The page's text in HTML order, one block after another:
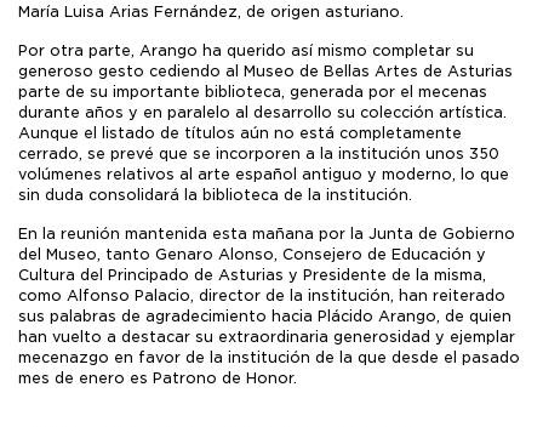
María Luisa Arias Fernández, de origen asturiano.
Por otra parte, Arango ha querido así mismo completar su
generoso gesto cediendo al Museo de Bellas Artes de Asturias
parte de su importante biblioteca, generada por el mecenas
durante años y en paralelo al desarrollo su colección artística.
Aunque el listado de títulos aún no está completamente
cerrado, se prevé que se incorporen a la institución unos 350
volúmenes relativos al arte español antiguo y moderno, lo que
sin duda consolidará la biblioteca de la institución.
En la reunión mantenida esta mañana por la Junta de Gobierno
del Museo, tanto Genaro Alonso, Consejero de Educación y
Cultura del Principado de Asturias y Presidente de la misma,
como Alfonso Palacio, director de la institución, han reiterado
sus palabras de agradecimiento hacia Plácido Arango, de quien
han vuelto a destacar su extraordinaria generosidad y ejemplar
mecenazgo en favor de la institución de la que desde el pasado
mes de enero es Patrono de Honor.